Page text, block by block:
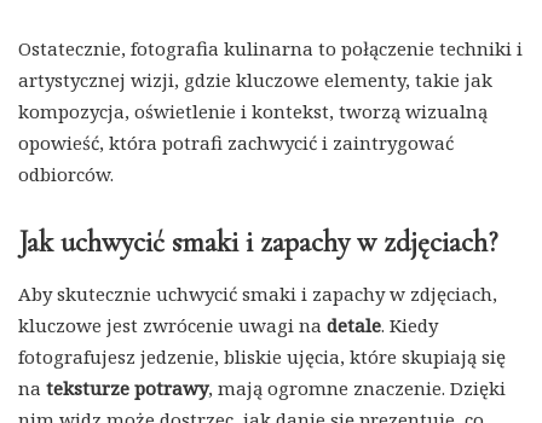
Ostatecznie, fotografia kulinarna to połączenie techniki i
artystycznej wizji, gdzie kluczowe elementy, takie jak
kompozycja, oświetlenie i kontekst, tworzą wizualną
opowieść, która potrafi zachwycić i zaintrygować
odbiorców.
Jak uchwycić smaki i zapachy w zdjęciach?
Aby skutecznie uchwycić smaki i zapachy w zdjęciach,
kluczowe jest zwrócenie uwagi na detale. Kiedy
fotografujesz jedzenie, bliskie ujęcia, które skupiają się
na teksturze potrawy, mają ogromne znaczenie. Dzięki